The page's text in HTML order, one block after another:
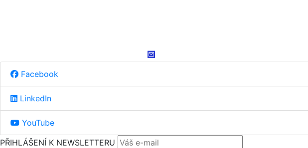
Facebook
LinkedIn
YouTube
PŘIHLÁŠENÍ K NEWSLETTERU